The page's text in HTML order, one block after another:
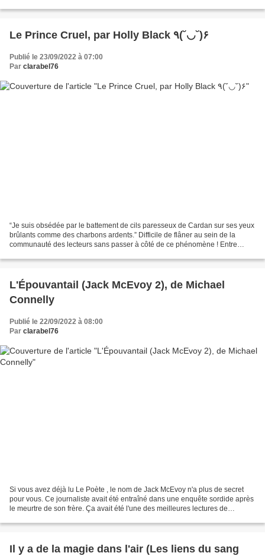
Le Prince Cruel, par Holly Black ٩(˘◡˘)۶
Publié le 23/09/2022 à 07:00
Par clarabel76
“Je suis obsédée par le battement de cils paresseux de Cardan sur ses yeux
brûlants comme des charbons ardents.” Difficile de flâner au sein de la
communauté des lecteurs sans passer à côté de ce phénomène ! Entre
L'Épouvantail (Jack McEvoy 2), de Michael
Connelly
Publié le 22/09/2022 à 08:00
Par clarabel76
Si vous avez déjà lu Le Poète , le nom de Jack McEvoy n'a plus de secret
pour vous. Ce journaliste avait été entraîné dans une enquête sordide après
le meurtre de son frère. Ça avait été l'une des meilleures lectures de
Il y a de la magie dans l'air (Les liens du sang